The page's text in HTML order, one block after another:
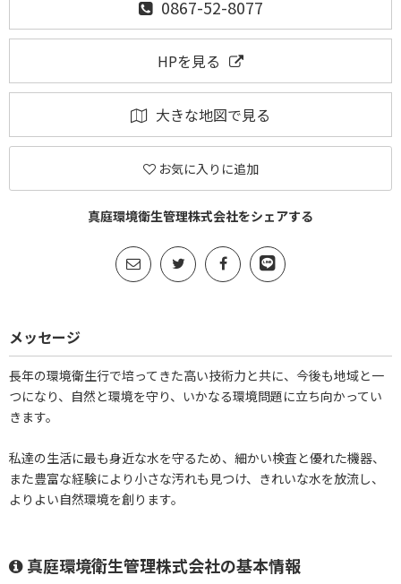
0867-52-8077
HPを見る
大きな地図で見る
お気に入りに追加
真庭環境衛生管理株式会社をシェアする
メッセージ
長年の環境衛生行で培ってきた高い技術力と共に、今後も地域と一
つになり、自然と環境を守り、いかなる環境問題に立ち向かってい
きます。
私達の生活に最も身近な水を守るため、細かい検査と優れた機器、
また豊富な経験により小さな汚れも見つけ、きれいな水を放流し、
よりよい自然環境を創ります。
真庭環境衛生管理株式会社の基本情報